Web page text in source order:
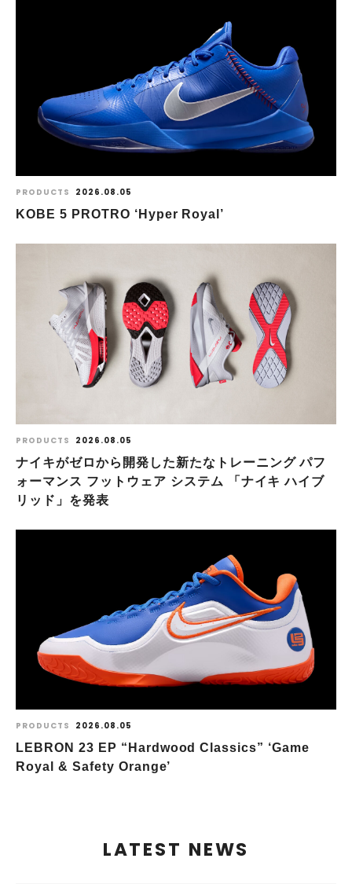
PRODUCTS 2026.08.05
KOBE 5 PROTRO ‘Hyper Royal’
PRODUCTS 2026.08.05
ナイキがゼロから開発した新たなトレーニング パフ
ォーマンス フットウェア システム 「ナイキ ハイブ
リッド」を発表
PRODUCTS 2026.08.05
LEBRON 23 EP “Hardwood Classics” ‘Game
Royal & Safety Orange’
LATEST NEWS